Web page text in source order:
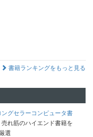
書籍ランキングをもっと見る
グセラーコンピュータ書
れ筋のハイエンド書籍を
選